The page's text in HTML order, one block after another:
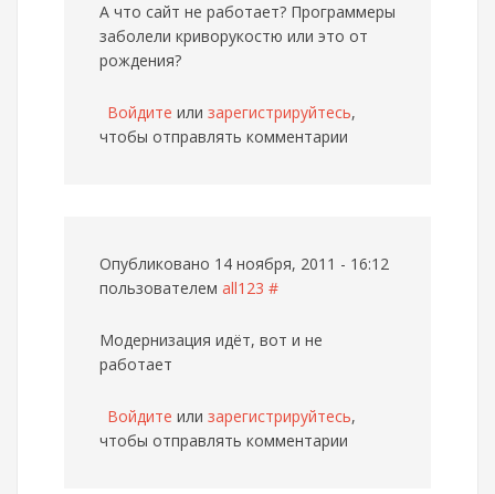
А что сайт не работает? Программеры
заболели криворукостю или это от
рождения?
Войдите или зарегистрируйтесь,
чтобы отправлять комментарии
Опубликовано 14 ноября, 2011 - 16:12
пользователем all123 #
Модернизация идёт, вот и не
работает
Войдите или зарегистрируйтесь,
чтобы отправлять комментарии